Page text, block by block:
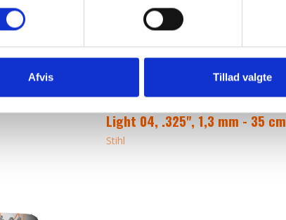
Afvis Tillad valgte
Light 04, .325", 1,3 mm - 35 cm
Stihl